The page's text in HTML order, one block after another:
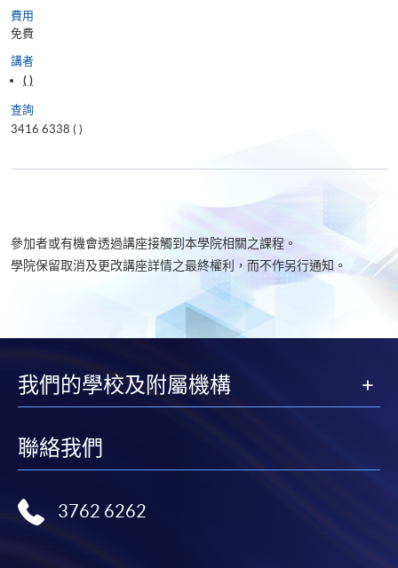
費用
免費
講者
( )
查詢
3416 6338 ( )
參加者或有機會透過講座接觸到本學院相關之課程。
學院保留取消及更改講座詳情之最終權利，而不作另行通知。
我們的學校及附屬機構
聯絡我們
3762 6262